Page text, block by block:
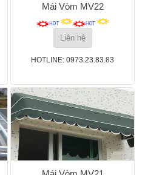
Mái Vòm MV22
Liên hệ
HOTLINE: 0973.23.83.83